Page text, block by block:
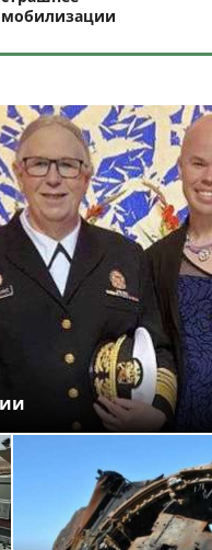
мобилизации